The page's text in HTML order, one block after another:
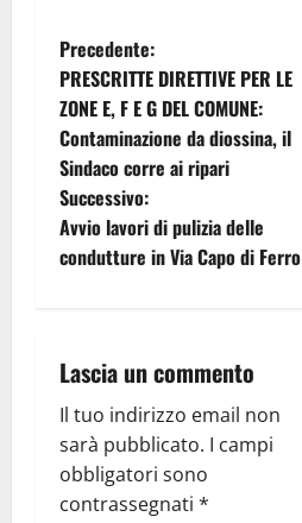
Precedente:
PRESCRITTE DIRETTIVE PER LE
ZONE E, F E G DEL COMUNE:
Contaminazione da diossina, il
Sindaco corre ai ripari
Successivo:
Avvio lavori di pulizia delle
condutture in Via Capo di Ferro
Lascia un commento
Il tuo indirizzo email non
sarà pubblicato. I campi
obbligatori sono
contrassegnati *